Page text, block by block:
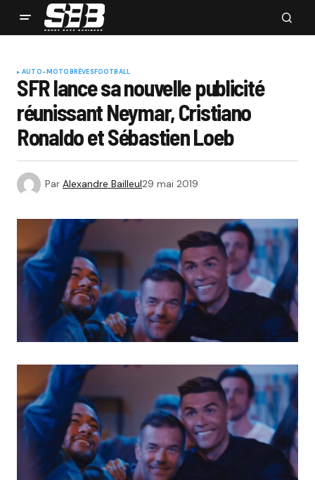
AUTO-MOTOBRÈVESFOOTBALL
SFR lance sa nouvelle publicité
réunissant Neymar, Cristiano
Ronaldo et Sébastien Loeb
Par Alexandre Bailleul29 mai 2019